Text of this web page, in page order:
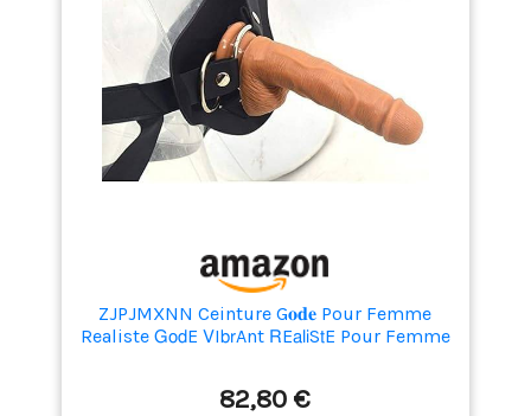
ZJPJMXNN Ceinture G𝐨𝐝𝐞 Pour Femme
Realiste 𝖦𝗈𝖽E 𝖵I𝖻𝗋Ant 𝖱E𝖺𝗅𝗂S𝗍E Pour Femme
82,80 €